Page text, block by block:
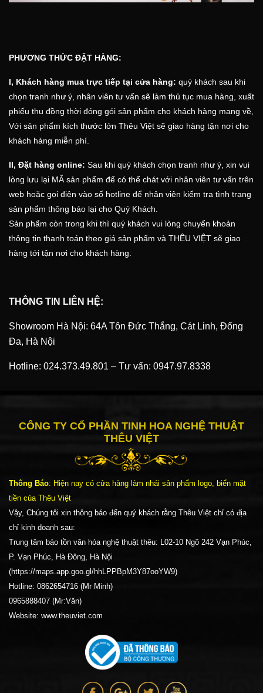
PHƯƠNG THỨC ĐẶT HÀNG:
I, Khách hàng mua trực tiếp tại cửa hàng: quý khách sau khi
chọn tranh như ý, nhân viên tư vấn sẽ làm thủ tục mua hàng, xuất
phiếu thu đồng thời đóng gói sản phẩm cho khách hàng mang về,
Với sản phẩm kích thước lớn Thêu Việt sẽ giao hàng tận nơi cho
khách hàng miễn phí.
II, Đặt hàng online: Sau khi quý khách chọn tranh như ý, xin vui
lòng lưu lại MÃ sản phẩm để có thể chát với nhân viên tư vấn trên
web hoặc gọi điện vào số hotline để nhân viên kiểm tra tình trạng
sản phẩm thông báo lại cho Quý Khách.
Sản phẩm còn trong khi thì quý khách vui lòng chuyển khoản
thông tin thanh toán theo giá sản phẩm và THÊU VIỆT sẽ giao
hàng tới tận nơi cho khách hàng.
THÔNG TIN LIÊN HỆ:
Showroom Hà Nội: 64A Tôn Đức Thắng, Cát Linh, Đống
Đa, Hà Nội
Hotline: 024.373.49.801 – Tư vấn: 0947.97.8338
CÔNG TY CỔ PHẦN TINH HOA NGHỆ THUẬT
THÊU VIỆT
Thông Báo: Hiện nay có cửa hàng làm nhái sản phẩm logo, biển mặt
tiền của Thêu Việt
Vậy, Chúng tôi xin thông báo đến quý khách rằng Thêu Việt chỉ có địa
chỉ kinh doanh sau:
Trung tâm bảo tồn văn hóa nghệ thuật thêu: L02-10 Ngõ 242 Vạn Phúc,
P. Vạn Phúc, Hà Đông, Hà Nội
(https://maps.app.goo.gl/hhLPPBpM3Y87ooYW9)
Hotline: 0862654716 (Mr Minh)
0965888407 (Mr:Văn)
Website: www.theuviet.com